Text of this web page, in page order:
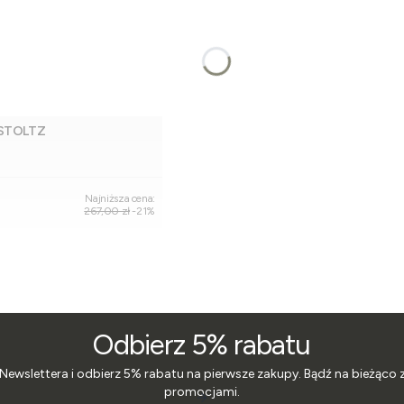
Dodaj do koszyka
Najniższa cena:
267,00 zł -21%
Odbierz 5% rabatu
i odbierz 5% rabatu na pierwsze zakupy. Bądź na bieżąco
promocjami.